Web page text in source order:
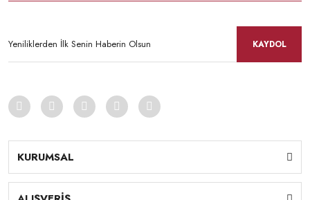
KAYDOL
KURUMSAL